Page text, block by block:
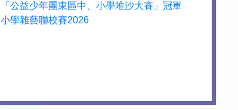
「公益少年團東區中、小學堆沙大賽」冠軍
小學雜藝聯校賽2026